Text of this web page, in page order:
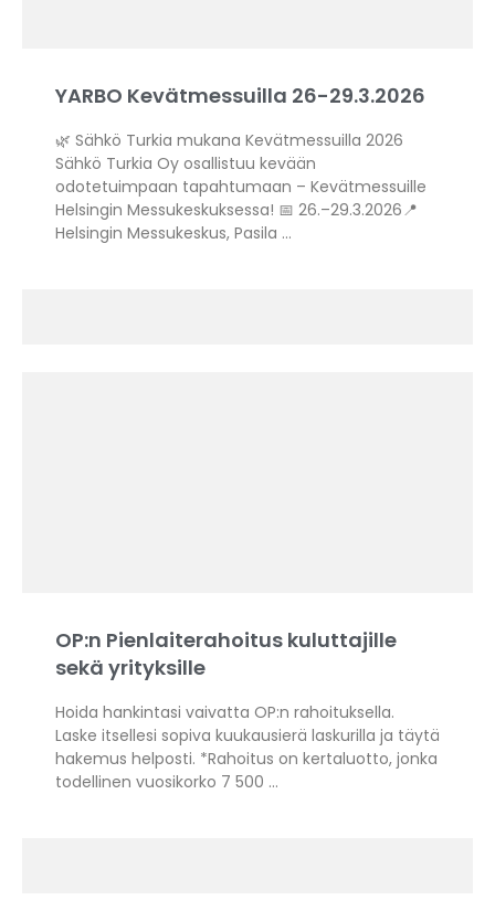
YARBO Kevätmessuilla 26-29.3.2026
🌿 Sähkö Turkia mukana Kevätmessuilla 2026
Sähkö Turkia Oy osallistuu kevään
odotetuimpaan tapahtumaan – Kevätmessuille
Helsingin Messukeskuksessa! 📅 26.–29.3.2026📍
Helsingin Messukeskus, Pasila …
OP:n Pienlaiterahoitus kuluttajille
sekä yrityksille
Hoida hankintasi vaivatta OP:n rahoituksella.
Laske itsellesi sopiva kuukausierä laskurilla ja täytä
hakemus helposti. *Rahoitus on kertaluotto, jonka
todellinen vuosikorko 7 500 …